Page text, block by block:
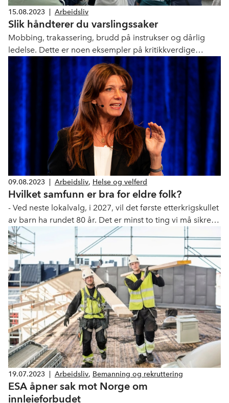
15.08.2023 Arbeidsliv
Slik håndterer du varslingssaker
Mobbing, trakassering, brudd på instrukser og dårlig
ledelse. Dette er noen eksempler på kritikkverdige
forhold som gir grunnlag for varsling. Det har vært en
økning i antallet varslingssaker i norsk arbeidsliv, og
sakene blir stadig flere og mer krevende. Dette var tema
for et seminar vi streamet på Facebook fra Arendal i dag.
09.08.2023 Arbeidsliv, Helse og velferd
Hvilket samfunn er bra for eldre folk?
- Ved neste lokalvalg, i 2027, vil det første etterkrigskullet
av barn ha rundet 80 år. Det er minst to ting vi må sikre
for at samfunnet blir bra for dem, skriver Anne-Cecilie
Kaltenborn i Dagens Perspektiv.
19.07.2023 Arbeidsliv, Bemanning og rekruttering
ESA åpner sak mot Norge om
innleieforbudet